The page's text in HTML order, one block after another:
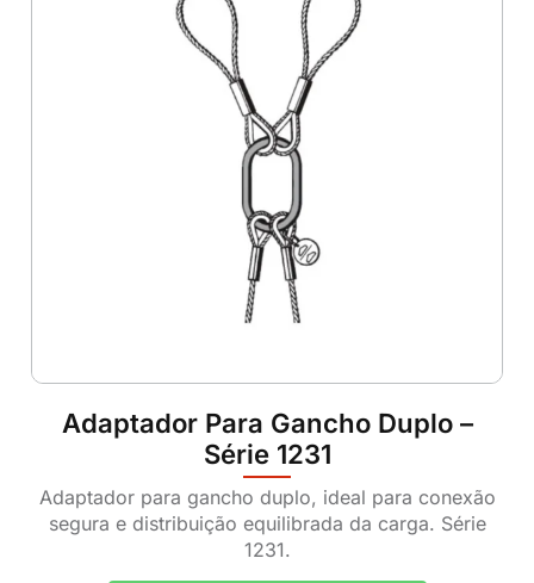
Adaptador Para Gancho Duplo –
Série 1231
Adaptador para gancho duplo, ideal para conexão
segura e distribuição equilibrada da carga. Série
1231.